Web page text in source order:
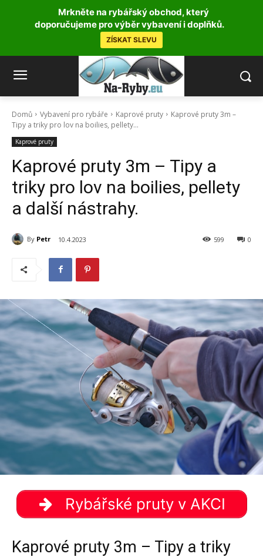
Domů Vybavení pro rybáře Kaprové pruty
Kaprové pruty 3m –
Tipy a triky pro lov na boilies, pellety...
Kaprové pruty
Kaprové pruty 3m – Tipy a
triky pro lov na boilies, pellety
a další nástrahy.
By Petr 10.4.2023 0
599
Rybářské pruty v AKCI
Kaprové pruty 3m – Tipy a triky
Mrkněte na rybářský obchod, který
doporučujeme pro výběr vybavení i doplňků.
ZÍSKAT SLEVU